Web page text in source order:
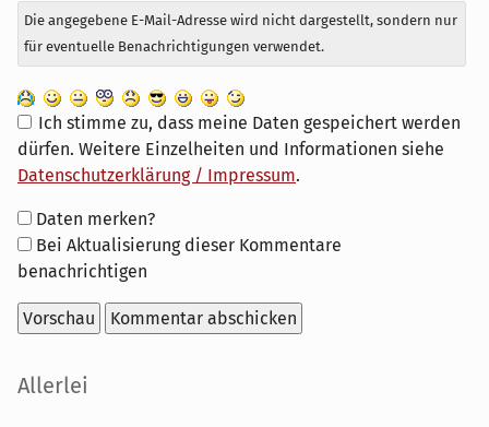
Die angegebene E-Mail-Adresse wird nicht dargestellt, sondern nur
für eventuelle Benachrichtigungen verwendet.
Ich stimme zu, dass meine Daten gespeichert werden
dürfen. Weitere Einzelheiten und Informationen siehe
Datenschutzerklärung / Impressum.
Formular-
Optionen
Daten merken?
Bei Aktualisierung dieser Kommentare
benachrichtigen
Seitenleiste
Allerlei